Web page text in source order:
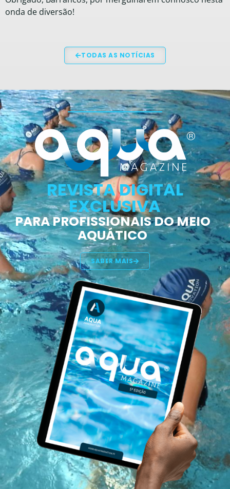
onda de diversão!
TODAS AS NOTÍCIAS
REVISTA DIGITAL
EXCLUSIVA
PARA PROFISSIONAIS DO MEIO
AQUÁTICO
SABER MAIS